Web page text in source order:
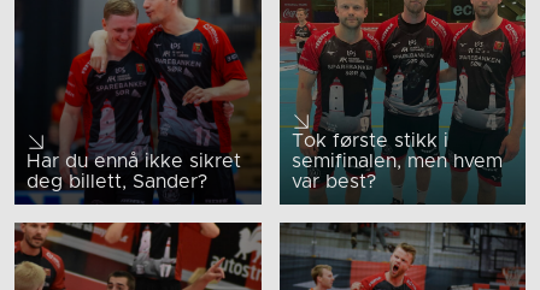
Har du ennå ikke sikret
deg billett, Sander?
Tok første stikk i
semifinalen, men hvem
var best?